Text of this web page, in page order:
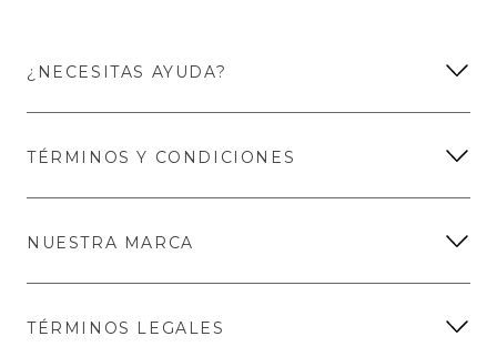
¿NECESITAS AYUDA?
TÉRMINOS Y CONDICIONES
NUESTRA MARCA
TÉRMINOS LEGALES